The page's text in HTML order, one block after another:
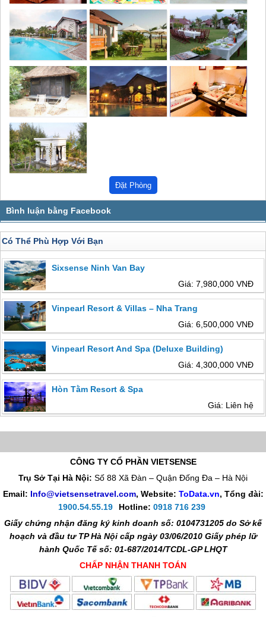
Có Thể Phù Hợp Với Bạn
Sixsense Ninh Van Bay
Giá: 7,980,000 VNĐ
Vinpearl Resort & Villas – Nha Trang
Giá: 6,500,000 VNĐ
Vinpearl Resort And Spa (Deluxe Building)
Giá: 4,300,000 VNĐ
Hòn Tằm Resort & Spa
Giá: Liên hệ
CÔNG TY CỔ PHẦN VIETSENSE
Trụ Sở Tại Hà Nội: Số 88 Xã Đàn – Quận Đống Đa – Hà Nội
Email: Info@vietsensetravel.com, Website: ToData.vn, Tổng đài:
1900.54.55.19
Hotline: 0918 716 239
Giấy chứng nhận đăng ký kinh doanh số: 0104731205 do Sở kế
hoạch và đầu tư TP Hà Nội cấp ngày 03/06/2010 Giấy phép lữ
hành Quốc Tế số: 01-687/2014/TCDL-GP LHQT
CHẤP NHẬN THANH TOÁN